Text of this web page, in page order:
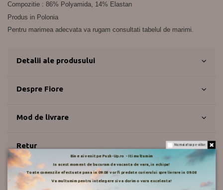
Compozitie : 86% Polyamida, 14% Elastan
Produs in Polonia
Pentru marimea adecvata va rugam consultati tabelul de marimi.
Detalii ale produsului
Despre Fiore
Mod de livrare
Retur
Push-up.ro
Nu mai afisa pe viitor.
Bine ai venit pe Push-Up.ro - Iti multumim
In acest moment de bucuram de vacanta de vara, in echipa!
Toate comenzile efectuate pana in 09.08 vor fi predate curierului spre livrare in 09.08
Va multumim pentru intelegere si va dorim o vara excelenta!